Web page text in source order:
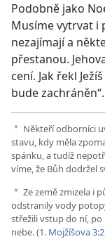
Podobně jako
Musíme vytrvat i
nezajímají a
přestanou.
cení. Jak řekl
bude
a Někteří odborníci
stavu, kdy měla
spánku, a tudíž
víme, že Bůh dodržel
b Ze země zmizela i
odstranily vody
střežili vstup do ní, po
nebe. (1. Mojžíšova